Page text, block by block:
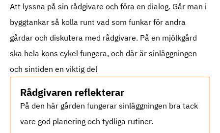
Att lyssna på sin rådgivare och föra en dialog. Går man i
byggtankar så kolla runt vad som funkar för andra
gårdar och diskutera med rådgivare. På en mjölkgård
ska hela kons cykel fungera, och där är sinläggningen
och sintiden en viktig del
Rådgivaren reflekterar
På den här gården fungerar sinläggningen bra tack
vare god planering och tydliga rutiner.